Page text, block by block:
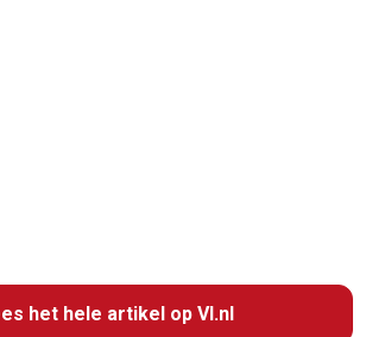
het hele artikel op VI.nl